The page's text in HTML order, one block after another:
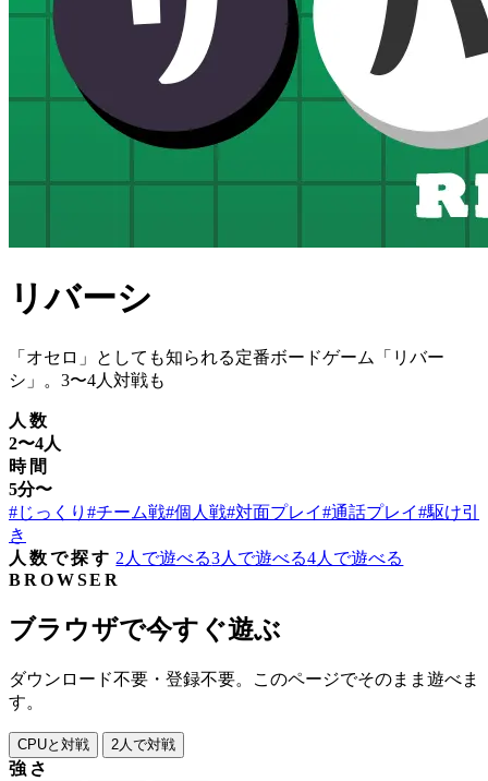
リバーシ
「オセロ」としても知られる定番ボードゲーム「リバー
シ」。3〜4人対戦も
人数
2〜4人
時間
5分〜
#じっくり #チーム戦#個人戦#対面プレイ#通話プレイ#駆け引
き
人数で探す 2人で遊べる3人で遊べる4人で遊べる
BROWSER
ブラウザで今すぐ遊ぶ
ダウンロード不要・登録不要。このページでそのまま遊べま
す。
CPUと対戦 2人で対戦
強さ